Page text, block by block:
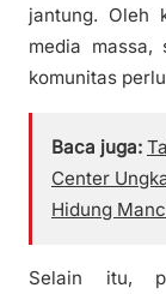
jantung. Oleh
media massa,
komunitas
Baca juga:
Center
Hidung
Selain itu,